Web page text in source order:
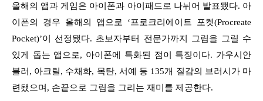
올해의 앱과 게임은 아이폰과 아이패드로 나뉘어 발표됐다. 아
이폰의 경우 올해의 앱으로 ‘프로크리에이트 포켓(Procreate
Pocket)’이 선정됐다. 초보자부터 전문가까지 그림을 그릴 수
있게 돕는 앱으로, 아이폰에 특화된 점이 특징이다. 가우시안
블러, 아크릴, 수채화, 목탄, 서예 등 135개 질감의 브러시가 마
련됐으며, 손끝으로 그림을 그리는 재미를 제공한다.